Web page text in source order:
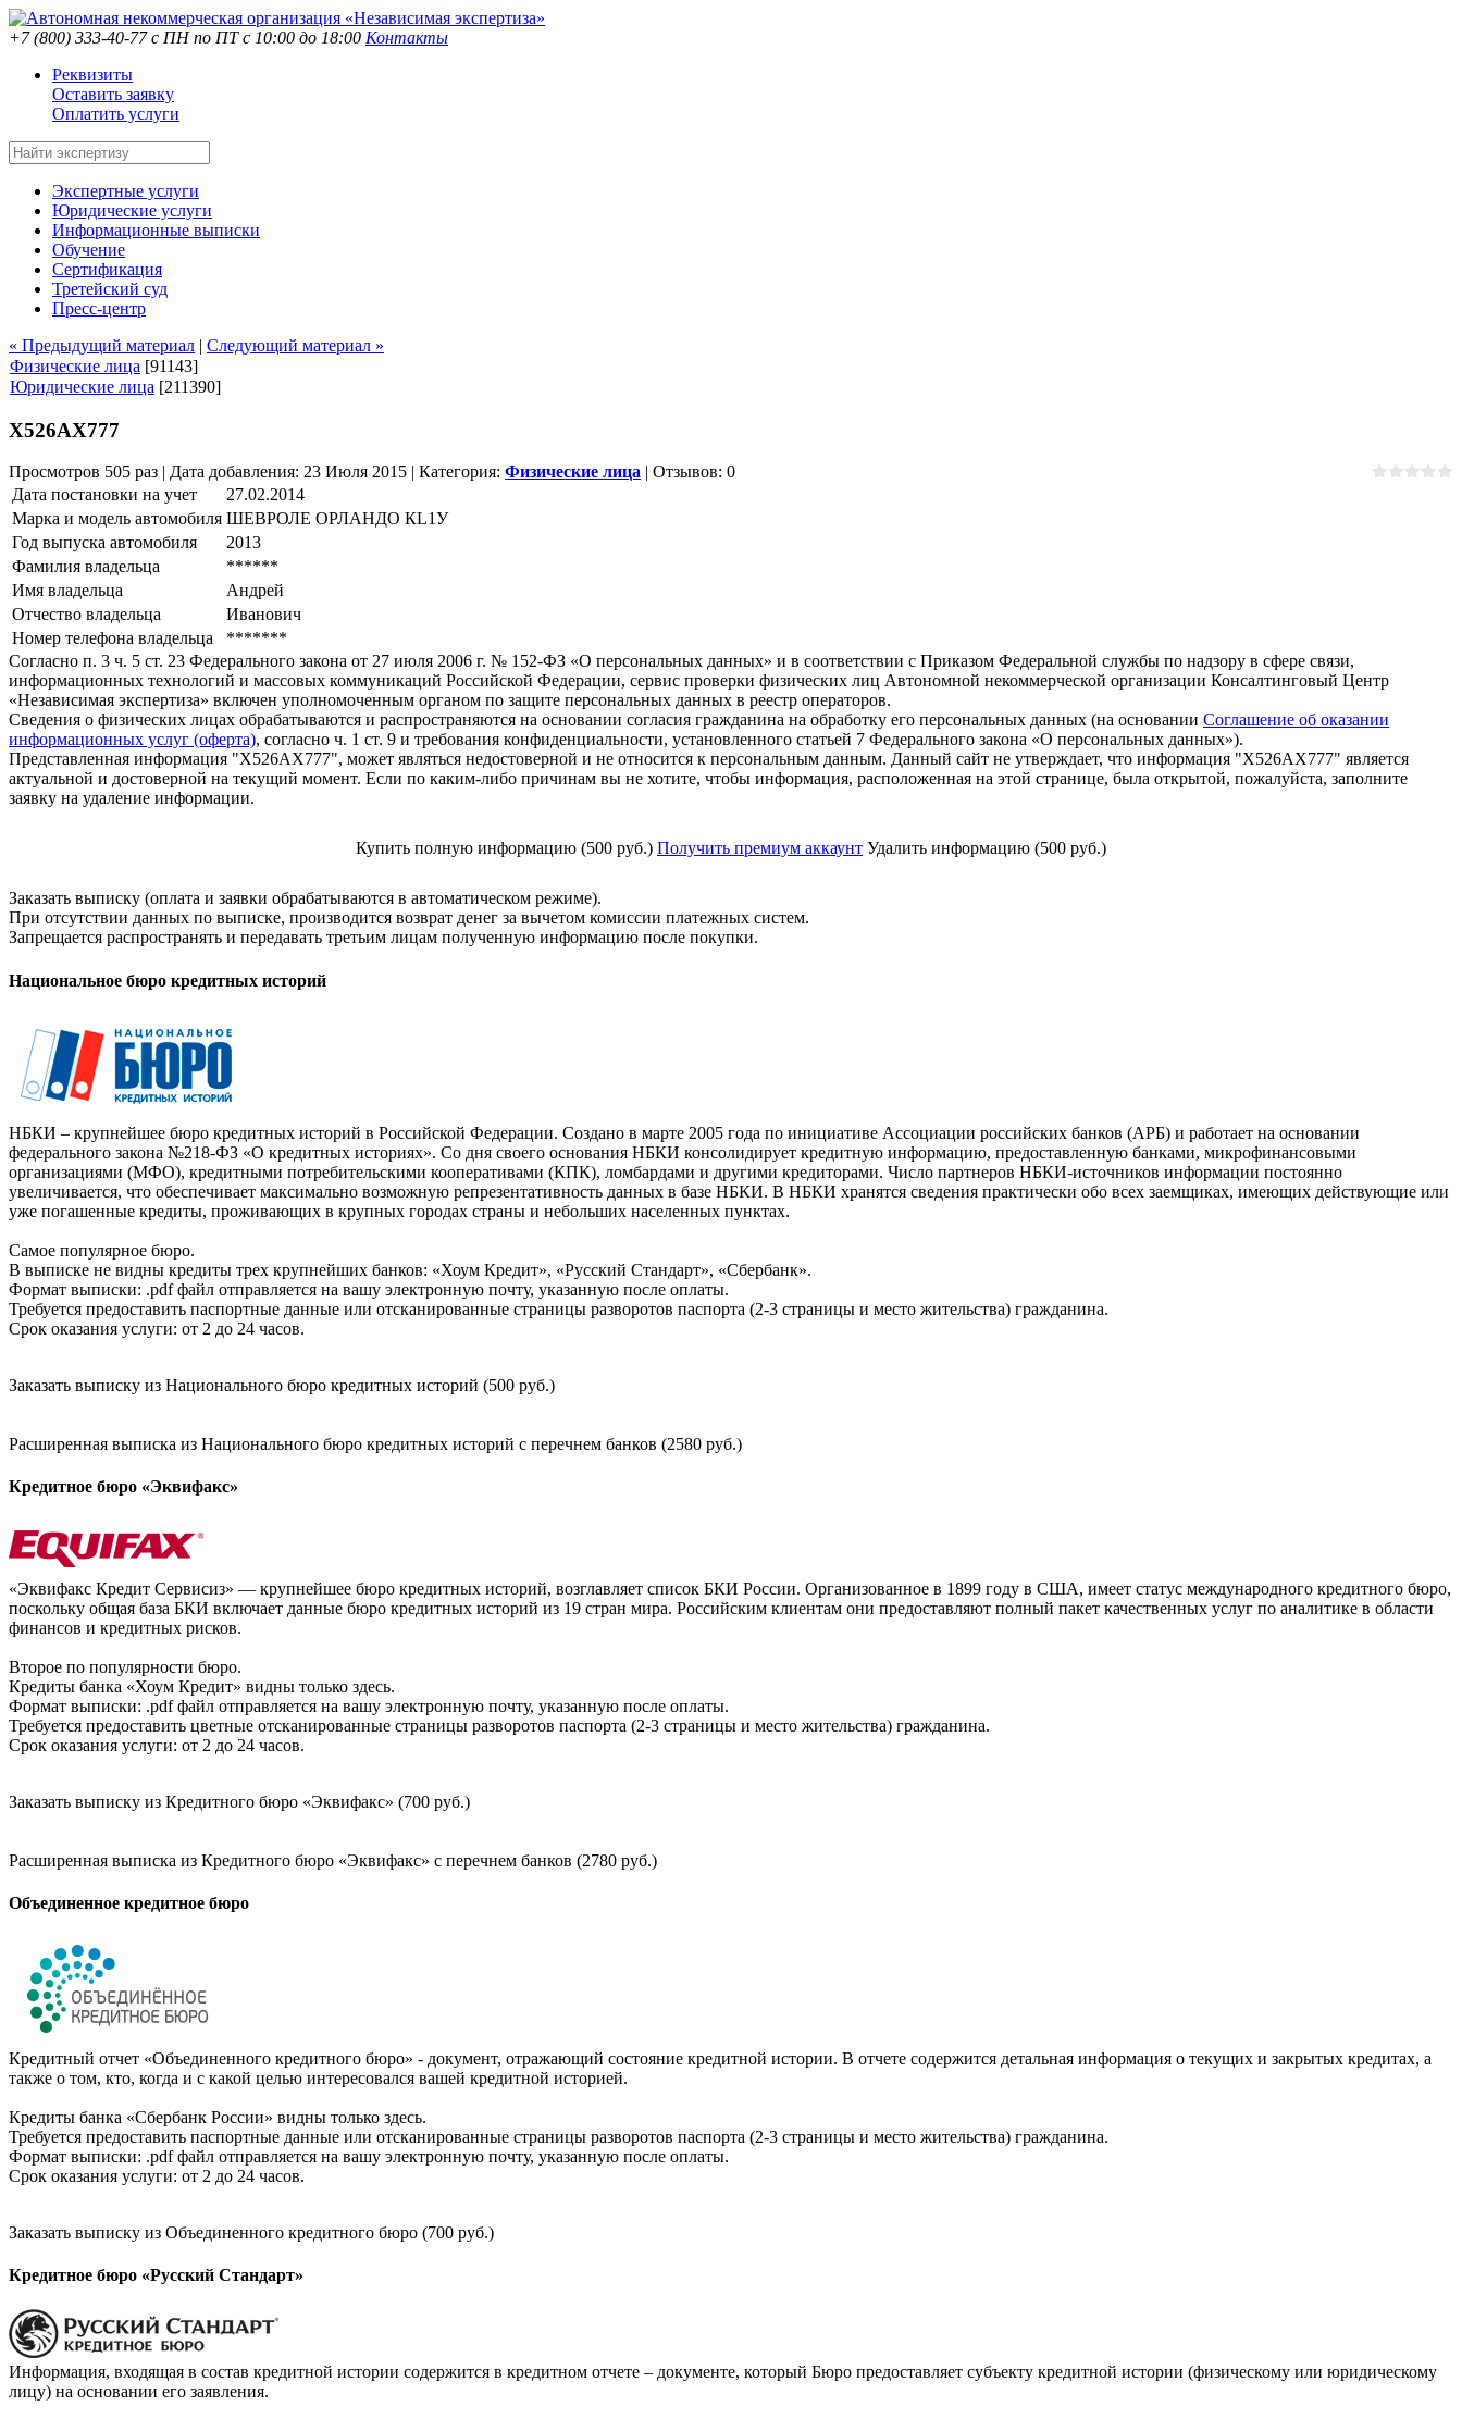
+7 (800) 333-40-77с ПН по ПТ с 10:00 до 18:00 Контакты
Реквизиты
Оставить заявку
Оплатить услуги
Экспертные услуги
Юридические услуги
Информационные выписки
Обучение
Сертификация
Третейский суд
Пресс-центр
« Предыдущий материал | Следующий материал »
Физические лица [91143]
Юридические лица [211390]
Х526АХ777
Просмотров 505 раз | Дата добавления: 23 Июля 2015 | Категория: Физические лица | Отзывов: 0
Дата постановки на учет
27.02.2014
Марка и модель автомобиля ШЕВРОЛЕ ОРЛАНДО КL1У
Год выпуска автомобиля
2013
Фамилия владельца
******
Имя владельца
Андрей
Отчество владельца
Иванович
Номер телефона владельца
*******
Согласно п. 3 ч. 5 ст. 23 Федерального закона от 27 июля 2006 г. № 152-ФЗ «О персональных данных» и в соответствии с Приказом Федеральной службы по надзору в сфере связи,
информационных технологий и массовых коммуникаций Российской Федерации, сервис проверки физических лиц Автономной некоммерческой организации Консалтинговый Центр
«Независимая экспертиза» включен уполномоченным органом по защите персональных данных в реестр операторов.
Сведения о физических лицах обрабатываются и распространяются на основании согласия гражданина на обработку его персональных данных (на основании Соглашение об оказании
информационных услуг (оферта), согласно ч. 1 ст. 9 и требования конфиденциальности, установленного статьей 7 Федерального закона «О персональных данных»).
Представленная информация "Х526АХ777", может являться недостоверной и не относится к персональным данным. Данный сайт не утверждает, что информация "Х526АХ777" является
актуальной и достоверной на текущий момент. Если по каким-либо причинам вы не хотите, чтобы информация, расположенная на этой странице, была открытой, пожалуйста, заполните
заявку на удаление информации.
Купить полную информацию (500 руб.) Получить премиум аккаунт Удалить информацию (500 руб.)
Заказать выписку (оплата и заявки обрабатываются в автоматическом режиме).
При отсутствии данных по выписке, производится возврат денег за вычетом комиссии платежных систем.
Запрещается распространять и передавать третьим лицам полученную информацию после покупки.
Национальное бюро кредитных историй
НБКИ – крупнейшее бюро кредитных историй в Российской Федерации. Создано в марте 2005 года по инициативе Ассоциации российских банков (АРБ) и работает на основании
федерального закона №218-ФЗ «О кредитных историях». Со дня своего основания НБКИ консолидирует кредитную информацию, предоставленную банками, микрофинансовыми
организациями (МФО), кредитными потребительскими кооперативами (КПК), ломбардами и другими кредиторами. Число партнеров НБКИ-источников информации постоянно
увеличивается, что обеспечивает максимально возможную репрезентативность данных в базе НБКИ. В НБКИ хранятся сведения практически обо всех заемщиках, имеющих действующие или
уже погашенные кредиты, проживающих в крупных городах страны и небольших населенных пунктах.
Самое популярное бюро.
В выписке не видны кредиты трех крупнейших банков: «Хоум Кредит», «Русский Стандарт», «Сбербанк».
Формат выписки: .pdf файл отправляется на вашу электронную почту, указанную после оплаты.
Требуется предоставить паспортные данные или отсканированные страницы разворотов паспорта (2-3 страницы и место жительства) гражданина.
Срок оказания услуги: от 2 до 24 часов.
Заказать выписку из Национального бюро кредитных историй (500 руб.)
Расширенная выписка из Национального бюро кредитных историй с перечнем банков (2580 руб.)
Кредитное бюро «Эквифакс»
«Эквифакс Кредит Сервисиз» — крупнейшее бюро кредитных историй, возглавляет список БКИ России. Организованное в 1899 году в США, имеет статус международного кредитного бюро,
поскольку общая база БКИ включает данные бюро кредитных историй из 19 стран мира. Российским клиентам они предоставляют полный пакет качественных услуг по аналитике в области
финансов и кредитных рисков.
Второе по популярности бюро.
Кредиты банка «Хоум Кредит» видны только здесь.
Формат выписки: .pdf файл отправляется на вашу электронную почту, указанную после оплаты.
Требуется предоставить цветные отсканированные страницы разворотов паспорта (2-3 страницы и место жительства) гражданина.
Срок оказания услуги: от 2 до 24 часов.
Заказать выписку из Кредитного бюро «Эквифакс» (700 руб.)
Расширенная выписка из Кредитного бюро «Эквифакс» с перечнем банков (2780 руб.)
Объединенное кредитное бюро
Кредитный отчет «Объединенного кредитного бюро» - документ, отражающий состояние кредитной истории. В отчете содержится детальная информация о текущих и закрытых кредитах, а
также о том, кто, когда и с какой целью интересовался вашей кредитной историей.
Кредиты банка «Сбербанк России» видны только здесь.
Требуется предоставить паспортные данные или отсканированные страницы разворотов паспорта (2-3 страницы и место жительства) гражданина.
Формат выписки: .pdf файл отправляется на вашу электронную почту, указанную после оплаты.
Срок оказания услуги: от 2 до 24 часов.
Заказать выписку из Объединенного кредитного бюро (700 руб.)
Кредитное бюро «Русский Стандарт»
Информация, входящая в состав кредитной истории содержится в кредитном отчете – документе, который Бюро предоставляет субъекту кредитной истории (физическому или юридическому
лицу) на основании его заявления.